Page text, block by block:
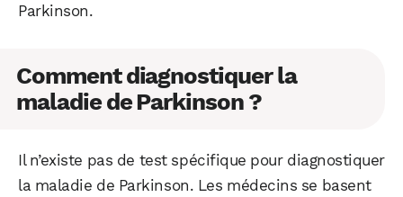
Parkinson.
Comment diagnostiquer la
maladie de Parkinson ?
Il n’existe pas de test spécifique pour diagnostiquer
la maladie de Parkinson. Les médecins se basent